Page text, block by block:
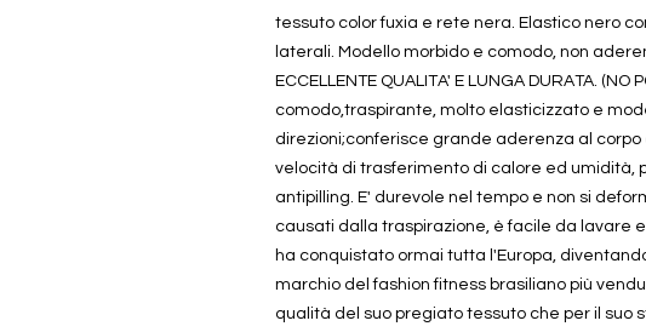
tessuto color fuxia e rete nera. Elastico nero
laterali. Modello morbido e comodo, non
ECCELLENTE QUALITA' E LUNGA DURATA. (NO
comodo,traspirante, molto elasticizzato e
direzioni;conferisce grande aderenza al
velocità di trasferimento di calore ed umidità,
antipilling. E' durevole nel tempo e non si
causati dalla traspirazione, è facile da lavare
ha conquistato ormai tutta l'Europa,
marchio del fashion fitness brasiliano più
qualità del suo pregiato tessuto che per il suo